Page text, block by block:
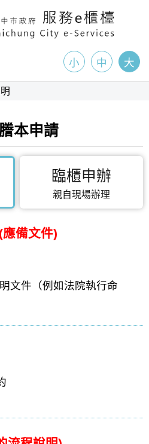
小 中 大
本申請
臨櫃申辦
親自現場辦理
(應備文件)
文件（例如法院執行命